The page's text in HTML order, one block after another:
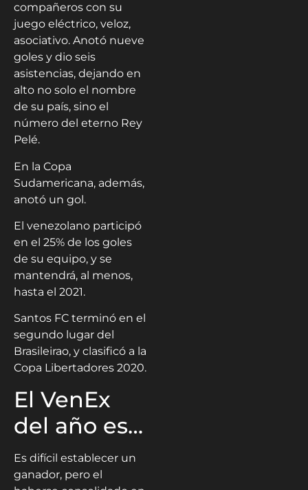
compañeros con su
juego eléctrico, veloz,
asociativo. Anotó nueve
goles y dio seis
asistencias, dejando en
alto no solo el nombre
de su país, sino el
número del eterno Rey
Pelé.
En la Copa
Sudamericana, además,
anotó un gol.
El venezolano participó
en el 25% de los goles
de su equipo, y se
mantendrá, al menos,
hasta el 2021.
Santos FC terminó en el
segundo lugar del
Brasileirao, y clasificó a la
Copa Libertadores 2020.
El VenEx
del año es…
Es difícil establecer un
ganador, pero el